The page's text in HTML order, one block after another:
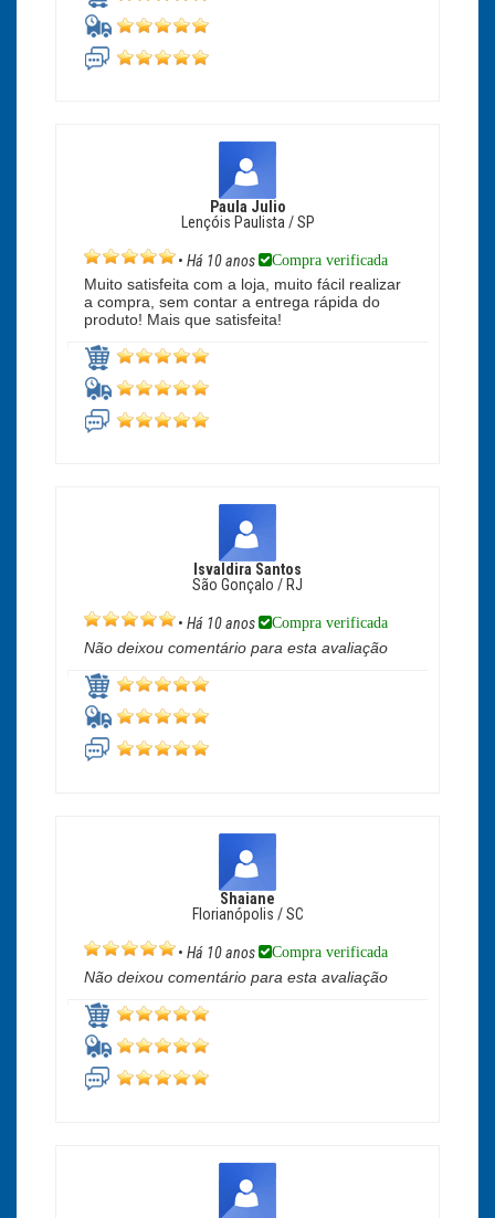
Paula Julio
Lençóis Paulista / SP
• Há 10 anos Compra verificada
Muito satisfeita com a loja, muito fácil realizar
a compra, sem contar a entrega rápida do
produto! Mais que satisfeita!
Isvaldira Santos
São Gonçalo / RJ
• Há 10 anos Compra verificada
Não deixou comentário para esta avaliação
Shaiane
Florianópolis / SC
• Há 10 anos Compra verificada
Não deixou comentário para esta avaliação